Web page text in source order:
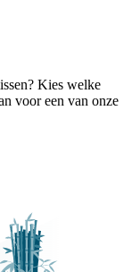
Kies welke
voor een van onze